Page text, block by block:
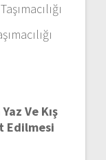
Ve Kış
Edilmesi